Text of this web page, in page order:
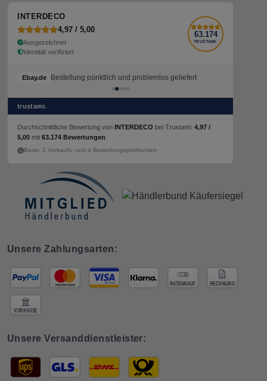
INTERDECO
4,97 / 5,00
Ausgezeichnet
Identität verifiziert
63.174
TRUSTAMI.
Ebay.de Bestellung pünktlich und problemlos geliefert
trustami.
Durchschnittliche Bewertung von INTERDECO bei Trustami: 4,97 /
5,00 mit 63.174 Bewertungen
Basis: 3 Verkaufs- und 4 Bewertungsplattformen
Unsere Zahlungsarten:
Unsere Versanddienstleister: